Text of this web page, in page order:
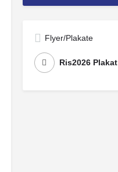
Flyer/Plakate
Ris2026 Plakat